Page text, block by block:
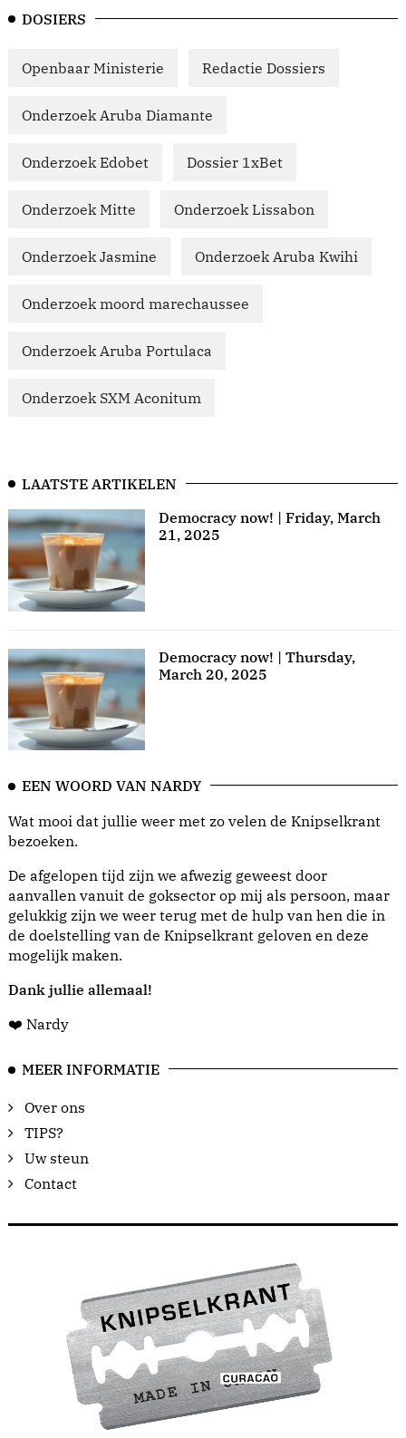
DOSIERS
Openbaar Ministerie Redactie Dossiers
Onderzoek Aruba Diamante
Onderzoek Edobet Dossier 1xBet
Onderzoek Mitte Onderzoek Lissabon
Onderzoek Jasmine Onderzoek Aruba Kwihi
Onderzoek moord marechaussee
Onderzoek Aruba Portulaca
Onderzoek SXM Aconitum
LAATSTE ARTIKELEN
Democracy now! | Friday, March
21, 2025
Democracy now! | Thursday,
March 20, 2025
EEN WOORD VAN NARDY
Wat mooi dat jullie weer met zo velen de Knipselkrant
bezoeken.
De afgelopen tijd zijn we afwezig geweest door
aanvallen vanuit de goksector op mij als persoon, maar
gelukkig zijn we weer terug met de hulp van hen die in
de doelstelling van de Knipselkrant geloven en deze
mogelijk maken.
Dank jullie allemaal!
❤️ Nardy
MEER INFORMATIE
Over ons
TIPS?
Uw steun
Contact